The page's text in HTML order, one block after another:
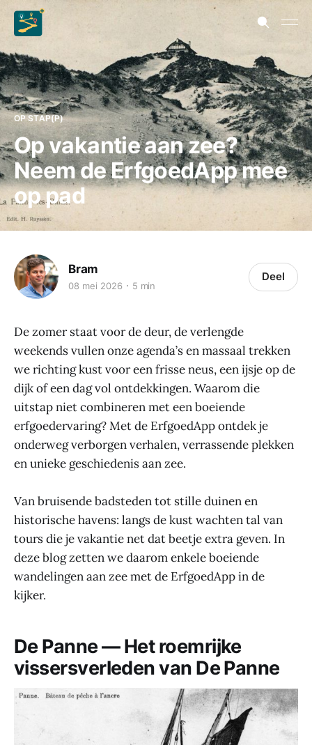
OP STAP(P)
Op vakantie aan zee?
Neem de ErfgoedApp mee
op pad
Bram
08 mei 2026 5 min
Deel
De zomer staat voor de deur, de verlengde
weekends vullen onze agenda’s en massaal trekken
we richting kust voor een frisse neus, een ijsje op de
dijk of een dag vol ontdekkingen. Waarom die
uitstap niet combineren met een boeiende
erfgoedervaring? Met de ErfgoedApp ontdek je
onderweg verborgen verhalen, verrassende plekken
en unieke geschiedenis aan zee.
Van bruisende badsteden tot stille duinen en
historische havens: langs de kust wachten tal van
tours die je vakantie net dat beetje extra geven. In
deze blog zetten we daarom enkele boeiende
wandelingen aan zee met de ErfgoedApp in de
kijker.
De Panne — Het roemrijke
vissersverleden van De Panne